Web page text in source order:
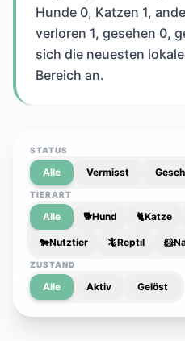
Hunde 0, Katzen 1,
verloren 1, gesehen 0,
sich die neuesten
Bereich an.
STATUS
Alle Vermisst
TIERART
Alle 🐕Hund 🐈Katze
🐄Nutztier 🦎Reptil 🐹
ZUSTAND
Alle Aktiv Gelöst